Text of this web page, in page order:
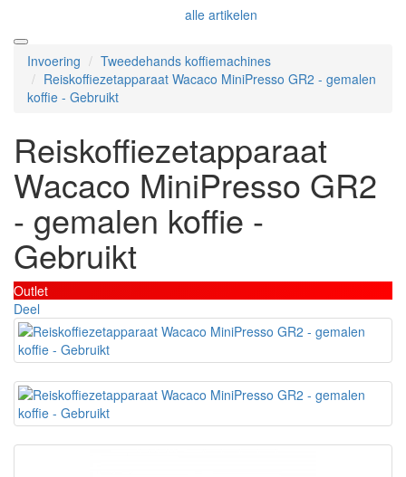
alle artikelen
Invoering
Tweedehands koffiemachines
Reiskoffiezetapparaat Wacaco MiniPresso GR2 - gemalen
koffie - Gebruikt
Reiskoffiezetapparaat
Wacaco MiniPresso GR2
- gemalen koffie -
Gebruikt
Outlet
Deel